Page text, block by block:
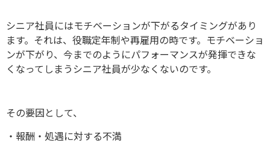
シニア社員にはモチベーションが下がるタイミングがあり
ます。それは、役職定年制や再雇用の時です。モチベーショ
ンが下がり、今までのようにパフォーマンスが発揮できな
くなってしまうシニア社員が少なくないのです。
その要因として、
・報酬・処遇に対する不満